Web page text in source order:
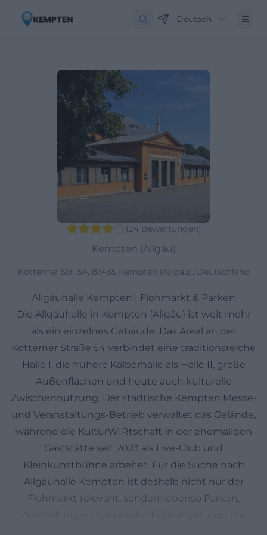
Deutsch
(24 Bewertungen)
Kempten (Allgäu)
Kotterner Str. 54, 87435 Kempten (Allgäu), Deutschland
Allgäuhalle Kempten | Flohmarkt & Parken
Die Allgäuhalle in Kempten (Allgäu) ist weit mehr
als ein einzelnes Gebäude: Das Areal an der
Kotterner Straße 54 verbindet eine traditionsreiche
Halle I, die frühere Kälberhalle als Halle II, große
Außenflächen und heute auch kulturelle
Zwischennutzung. Der städtische Kempten Messe-
und Veranstaltungs-Betrieb verwaltet das Gelände,
während die KulturWIRtschaft in der ehemaligen
Gaststätte seit 2023 als Live-Club und
Kleinkunstbühne arbeitet. Für die Suche nach
Allgäuhalle Kempten ist deshalb nicht nur der
Flohmarkt relevant, sondern ebenso Parken,